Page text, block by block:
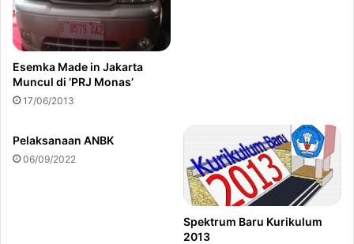
Esemka Made in Jakarta
Muncul di ‘PRJ Monas’
17/06/2013
Pelaksanaan ANBK
06/09/2022
Spektrum Baru Kurikulum
2013